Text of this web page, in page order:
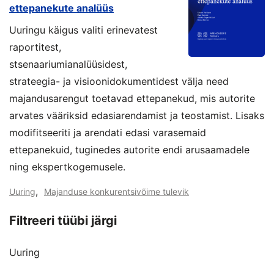
ettepanekute analüüs
Uuringu käigus valiti erinevatest
raportitest,
stsenaariumianalüüsidest,
strateegia- ja visioonidokumentidest välja need
majandusarengut toetavad ettepanekud, mis autorite
arvates vääriksid edasiarendamist ja teostamist. Lisaks
modifitseeriti ja arendati edasi varasemaid
ettepanekuid, tuginedes autorite endi arusaamadele
ning ekspertkogemusele.
Uuring, Majanduse konkurentsivõime tulevik
Filtreeri tüübi järgi
Uuring